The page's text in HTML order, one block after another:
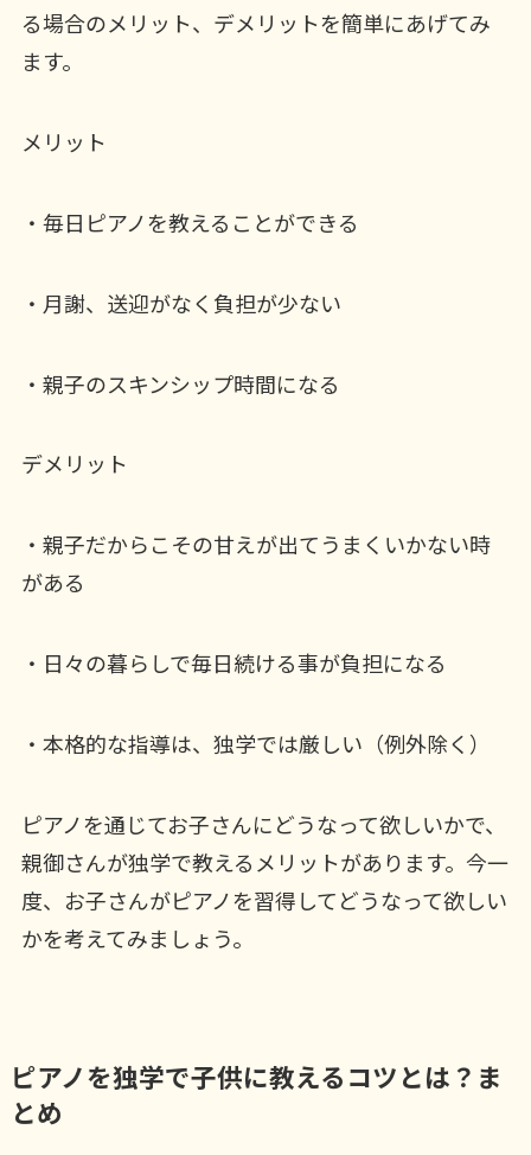
る場合のメリット、デメリットを簡単にあげてみ
ます。
メリット
・毎日ピアノを教えることができる
・月謝、送迎がなく負担が少ない
・親子のスキンシップ時間になる
デメリット
・親子だからこその甘えが出てうまくいかない時
がある
・日々の暮らしで毎日続ける事が負担になる
・本格的な指導は、独学では厳しい（例外除く）
ピアノを通じてお子さんにどうなって欲しいかで、
親御さんが独学で教えるメリットがあります。今一
度、お子さんがピアノを習得してどうなって欲しい
かを考えてみましょう。
ピアノを独学で子供に教えるコツとは？ま
とめ